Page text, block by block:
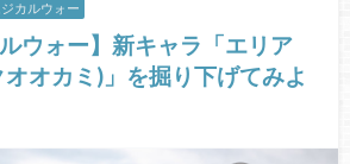
カルウォー
ルウォー】新キャラ「エリア
オカミ)」を掘り下げてみよ